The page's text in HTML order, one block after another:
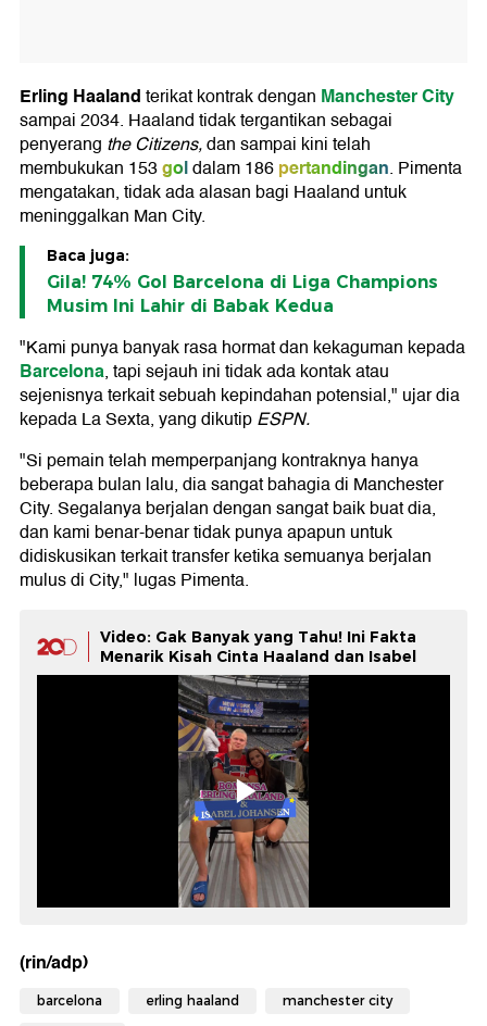
Erling Haalandterikat kontrak dengan Manchester City
sampai 2034. Haaland tidak tergantikan sebagai
penyerang the Citizens,dan sampai kini telah
membukukan 153goldalam 186pertandingan. Pimenta
mengatakan, tidak ada alasan bagi Haaland untuk
meninggalkan Man City.
Baca juga:
Gila! 74% Gol Barcelona di Liga Champions
Musim Ini Lahir di Babak Kedua
"Kami punya banyak rasa hormat dan kekaguman kepada
Barcelona, tapi sejauh ini tidak ada kontak atau
sejenisnya terkait sebuah kepindahan potensial," ujar dia
kepada La Sexta, yang dikutipESPN.
"Si pemain telah memperpanjang kontraknya hanya
beberapa bulan lalu, dia sangat bahagia di Manchester
City. Segalanya berjalan dengan sangat baik buat dia,
dan kami benar-benar tidak punya apapun untuk
didiskusikan terkait transfer ketika semuanya berjalan
mulus di City," lugas Pimenta.
Video: Gak Banyak yang Tahu! Ini Fakta
Menarik Kisah Cinta Haaland dan Isabel
(rin/adp)
barcelona erling haaland manchester city